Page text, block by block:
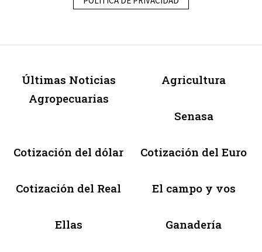
Últimas Noticias
Agropecuarias
Agricultura
Senasa
Cotización del dólar Cotización del Euro
Cotización del Real El campo y vos
Ellas Ganadería